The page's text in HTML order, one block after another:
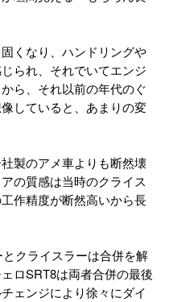
くなり、ハンドリングや
られ、それでいてエンジ
ら、それ以前の年代のぐ
していると、あまりの変
製のアメ車よりも断然壊
の質感は当時のクライス
作精度が断然高いから長
クライスラーは合併を解
ロSRT8は両者合併の最後
ェンジにより徐々にダイ